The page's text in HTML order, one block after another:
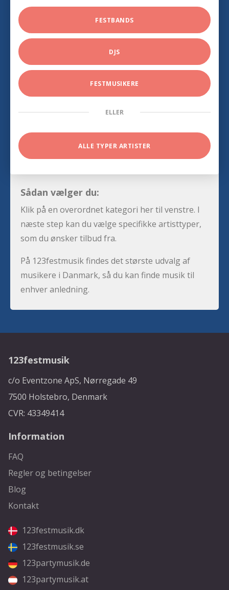
FESTBANDS
DJS
FESTMUSIKERE
ELLER
ALLE TYPER ARTISTER
Sådan vælger du:
Klik på en overordnet kategori her til venstre. I
næste step kan du vælge specifikke artisttyper,
som du ønsker tilbud fra.
På 123festmusik findes det største udvalg af
musikere i Danmark, så du kan finde musik til
enhver anledning.
123festmusik
c/o Eventzone ApS, Nørregade 49
7500 Holstebro, Denmark
CVR: 43349414
Information
FAQ
Regler og betingelser
Blog
Kontakt
123festmusik.dk
123festmusik.se
123partymusik.de
123partymusik.at